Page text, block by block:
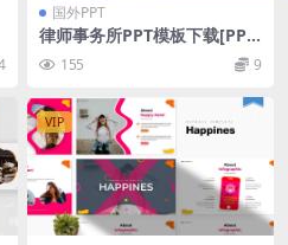
国外PPT
律师事务所PPT模板下载[PPT
X] 155 9
VIP